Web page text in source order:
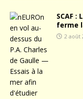
SCAF
ferme
2 août